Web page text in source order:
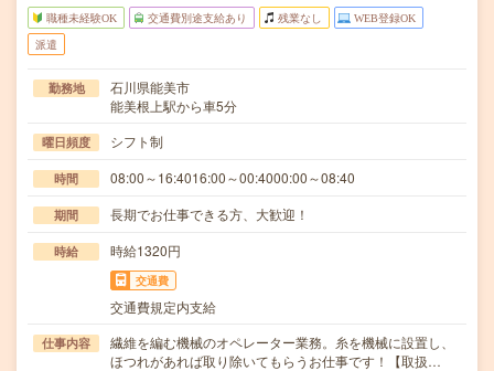
職種未経験OK 交通費別途支給あり 残業なし WEB登録OK
派遣
勤務地
石川県能美市
能美根上駅から車5分
曜日頻度 シフト制
時間 08:00～16:4016:00～00:4000:00～08:40
期間 長期でお仕事できる方、大歓迎！
時給 時給1320円
交通費
交通費規定内支給
仕事内容
繊維を編む機械のオペレーター業務。糸を機械に設置し、
ほつれがあれば取り除いてもらうお仕事です！【取扱…